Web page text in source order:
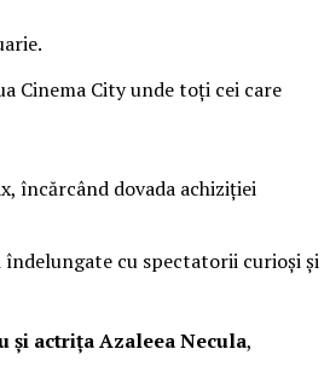
Cinema City unde toți cei care
încărcând dovada achiziției
îndelungate cu spectatorii curioși și
și actrița Azaleea Necula,